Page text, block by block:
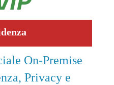
On-Premise
Privacy e